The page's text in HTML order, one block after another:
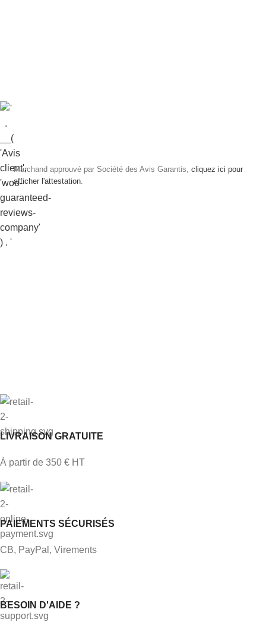
Marchand approuvé par Société des Avis Garantis, cliquez ici pour
afficher l'attestation.
LIVRAISON GRATUITE
À partir de 350 € HT
PAIEMENTS SÉCURISÉS
CB, PayPal, Virements
BESOIN D'AIDE ?